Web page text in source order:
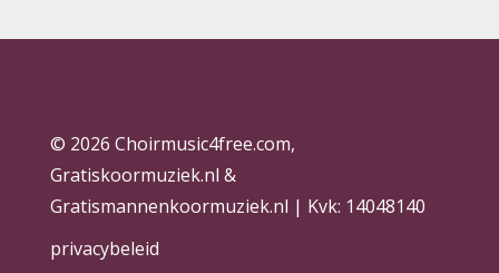
© 2026 Choirmusic4free.com,
Gratiskoormuziek.nl &
Gratismannenkoormuziek.nl | Kvk: 14048140
privacybeleid